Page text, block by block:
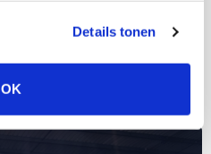
Details tonen
OK